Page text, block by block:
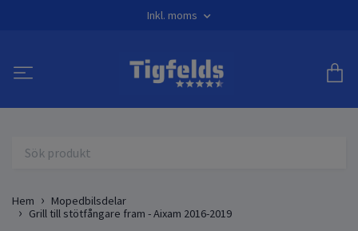
Inkl. moms
Hem
Mopedbilsdelar
Grill till stötfångare fram - Aixam 2016-2019